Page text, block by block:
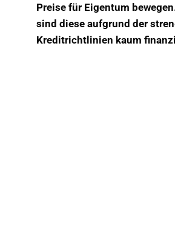
Preise für Eigentum
sind diese aufgrund der
Kreditrichtlinien kaum